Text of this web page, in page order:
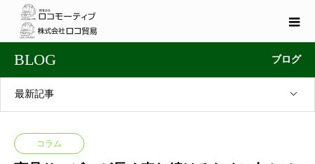
BLOG ブログ
最新記事
コラム